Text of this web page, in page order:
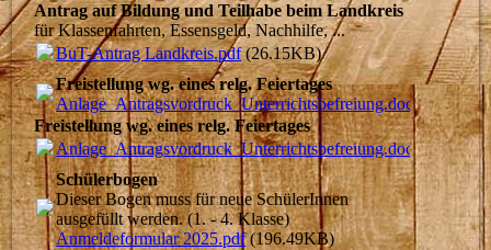
Antrag auf Bildung und Teilhabe beim Landkreis
für Klassenfahrten, Essensgeld, Nachhilfe, ...
BuT-Antrag Landkreis.pdf(26.15KB)
Freistellung wg. eines relg. Feiertages
Anlage_Antragsvordruck_Unterrichtsbefreiung.docx
Freistellung wg. eines relg. Feiertages
Anlage_Antragsvordruck_Unterrichtsbefreiung.docx
Schülerbogen
Dieser Bogen muss für neue SchülerInnen
ausgefüllt werden. (1. - 4. Klasse)
Anmeldeformular 2025.pdf(196.49KB)